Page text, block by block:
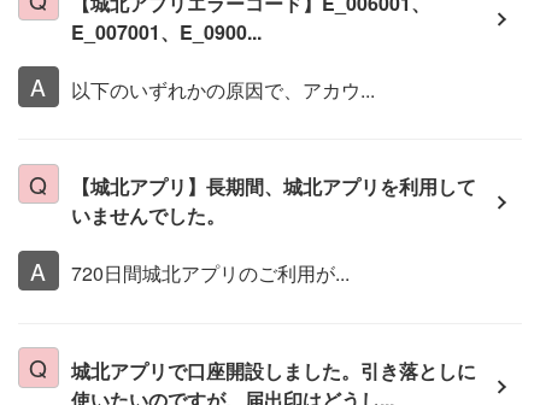
E_007001、E_0900...
以下のいずれかの原因で、アカウ...
【城北アプリ】長期間、城北アプリを利用して
いませんでした。
720日間城北アプリのご利用が...
城北アプリで口座開設しました。引き落としに
使いたいのですが、届出印はどうし...